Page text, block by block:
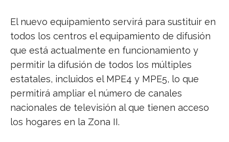
El nuevo equipamiento servirá para sustituir en
todos los centros el equipamiento de difusión
que está actualmente en funcionamiento y
permitir la difusión de todos los múltiples
estatales, incluidos el MPE4 y MPE5, lo que
permitirá ampliar el número de canales
nacionales de televisión al que tienen acceso
los hogares en la Zona II.